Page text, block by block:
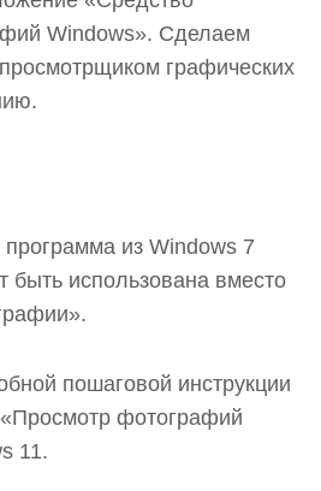
Windows». Сделаем
графических
из Windows 7
быть использована вместо
пошаговой инструкции
фотографий
11.